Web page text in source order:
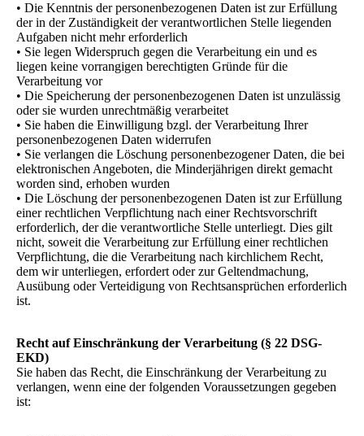
• Die Kenntnis der personenbezogenen Daten ist zur Erfüllung
der in der Zuständigkeit der verantwortlichen Stelle liegenden
Aufgaben nicht mehr erforderlich
• Sie legen Widerspruch gegen die Verarbeitung ein und es
liegen keine vorrangigen berechtigten Gründe für die
Verarbeitung vor
• Die Speicherung der personenbezogenen Daten ist unzulässig
oder sie wurden unrechtmäßig verarbeitet
• Sie haben die Einwilligung bzgl. der Verarbeitung Ihrer
personenbezogenen Daten widerrufen
• Sie verlangen die Löschung personenbezogener Daten, die bei
elektronischen Angeboten, die Minderjährigen direkt gemacht
worden sind, erhoben wurden
• Die Löschung der personenbezogenen Daten ist zur Erfüllung
einer rechtlichen Verpflichtung nach einer Rechtsvorschrift
erforderlich, der die verantwortliche Stelle unterliegt. Dies gilt
nicht, soweit die Verarbeitung zur Erfüllung einer rechtlichen
Verpflichtung, die die Verarbeitung nach kirchlichem Recht,
dem wir unterliegen, erfordert oder zur Geltendmachung,
Ausübung oder Verteidigung von Rechtsansprüchen erforderlich
ist.
Recht auf Einschränkung der Verarbeitung (§ 22 DSG-
EKD)
Sie haben das Recht, die Einschränkung der Verarbeitung zu
verlangen, wenn eine der folgenden Voraussetzungen gegeben
ist: